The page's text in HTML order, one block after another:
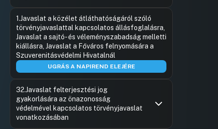
1.Javaslat a közélet átláthatóságáról szóló
törvényjavaslattal kapcsolatos állásfoglalásra,
Javaslat a sajtó- és véleményszabadság melletti
kiállásra, Javaslat a Főváros felnyomására a
Szuverenitásvédelmi Hivatalnál
UGRÁS A NAPIREND ELEJÉRE
32.Javaslat felterjesztési jog
gyakorlására az önazonosság
védelmével kapcsolatos törvényjavaslat
vonatkozásában